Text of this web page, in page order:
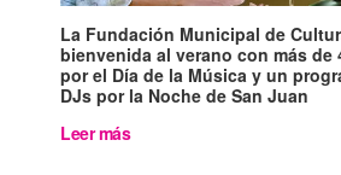
La Fundación Municipal de
bienvenida al verano con más de
por el Día de la Música y un
DJs por la Noche de San Juan
Leer más